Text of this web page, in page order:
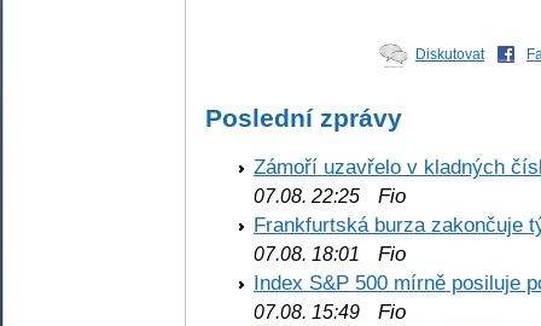
Diskutovat
Poslední zprávy
Zámoří uzavřelo v kladných
07.08. 22:25 Fio
Frankfurtská burza zakončuje
07.08. 18:01
Fio
Index S&P 500 mírně posiluje
07.08. 15:49 Fio